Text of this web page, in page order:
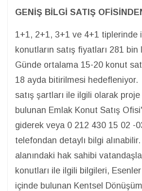
GENİŞ BİLGİ SATIŞ
1+1, 2+1, 3+1 ve 4+1 tiplerinde
konutların satış fiyatları 281 bin
Günde ortalama 15-20 konut
18 ayda bitirilmesi hedefleniyor.
satış şartları ile ilgili olarak proje
bulunan Emlak Konut Satış
giderek veya 0 212 430 15 02 -
telefondan detaylı bilgi
alanındaki hak sahibi
konutları ile ilgili bilgileri,
içinde bulunan Kentsel